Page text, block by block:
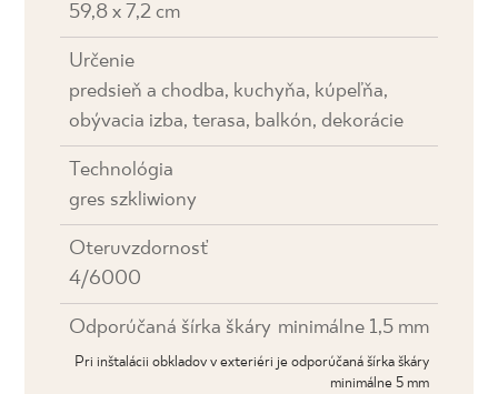
59,8 x 7,2 cm
Určenie
predsieň a chodba, kuchyňa, kúpeľňa,
obývacia izba, terasa, balkón, dekorácie
Technológia
gres szkliwiony
Oteruvzdornosť
4/6000
Odporúčaná šírka škáry minimálne 1,5 mm
Pri inštalácii obkladov v exteriéri je odporúčaná šírka škáry
minimálne 5 mm